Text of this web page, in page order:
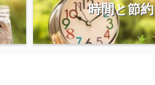
時間と節約